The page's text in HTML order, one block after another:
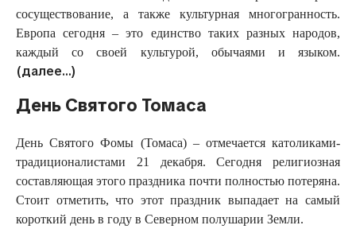
сосуществование, а также культурная многогранность.
Европа сегодня – это единство таких разных народов,
каждый со своей культурой, обычаями и языком.
(далее…)
День Святого Томаса
День Святого Фомы (Томаса) – отмечается католиками-
традиционалистами 21 декабря. Сегодня религиозная
составляющая этого праздника почти полностью потеряна.
Стоит отметить, что этот праздник выпадает на самый
короткий день в году в Северном полушарии Земли.